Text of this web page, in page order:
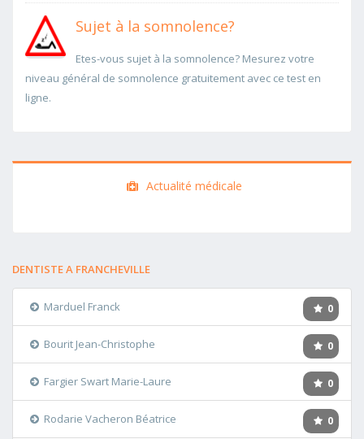
Sujet à la somnolence?
Etes-vous sujet à la somnolence? Mesurez votre
niveau général de somnolence gratuitement avec ce test en
ligne.
Actualité médicale
DENTISTE A FRANCHEVILLE
0
Marduel Franck
0
Bourit Jean-Christophe
0
Fargier Swart Marie-Laure
0
Rodarie Vacheron Béatrice